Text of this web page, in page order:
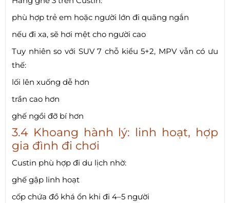
phù hợp trẻ em hoặc người lớn đi quãng ngắn
nếu đi xa, sẽ hơi mệt cho người cao
Tuy nhiên so với SUV 7 chỗ kiểu 5+2, MPV vẫn có ưu
thế:
lối lên xuống dễ hơn
trần cao hơn
ghế ngồi đỡ bí hơn
3.4 Khoang hành lý: linh hoạt, hợp
gia đình đi chơi
Custin phù hợp đi du lịch nhờ:
ghế gập linh hoạt
cốp chứa đồ khá ổn khi đi 4–5 người